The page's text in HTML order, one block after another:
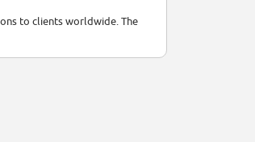
to clients worldwide. The